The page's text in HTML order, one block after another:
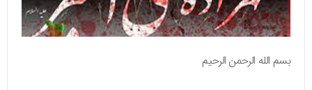
بسم الله الرحمن الرحیم